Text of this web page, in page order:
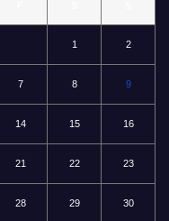
1 2
7 8 9
14 15 16
21 22 23
28 29 30